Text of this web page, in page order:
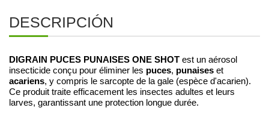
DESCRIPCIÓN
DIGRAIN PUCES PUNAISES ONE SHOT est un aérosol
insecticide conçu pour éliminer les puces, punaises et
acariens, y compris le sarcopte de la gale (espèce d'acarien).
Ce produit traite efficacement les insectes adultes et leurs
larves, garantissant une protection longue durée.